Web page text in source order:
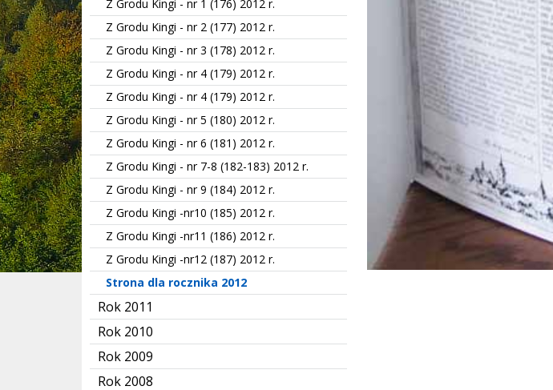
Z Grodu Kingi - nr 1 (176) 2012 r.
Z Grodu Kingi - nr 2 (177) 2012 r.
Z Grodu Kingi - nr 3 (178) 2012 r.
Z Grodu Kingi - nr 4 (179) 2012 r.
Z Grodu Kingi - nr 4 (179) 2012 r.
Z Grodu Kingi - nr 5 (180) 2012 r.
Z Grodu Kingi - nr 6 (181) 2012 r.
Z Grodu Kingi - nr 7-8 (182-183) 2012 r.
Z Grodu Kingi - nr 9 (184) 2012 r.
Z Grodu Kingi -nr10 (185) 2012 r.
Z Grodu Kingi -nr11 (186) 2012 r.
Z Grodu Kingi -nr12 (187) 2012 r.
Strona dla rocznika 2012
Rok 2011
Rok 2010
Rok 2009
Rok 2008